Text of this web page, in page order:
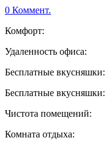
0 Коммент.
Комфорт:
Удаленность офиса:
Бесплатные вкусняшки:
Бесплатные вкусняшки:
Чистота помещений:
Комната отдыха: